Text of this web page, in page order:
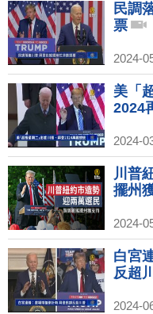
民調
票
2024-
美「
2024
2024-
川普
擺州
2024-
白宮
反超
2024-